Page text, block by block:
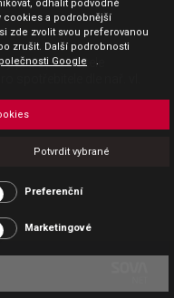
pro spotřebitele
odhalit podvodné
cookies a podrobnější
zde zvolit svou preferovanou
zrušit. Další podrobnosti
Google .
Potvrdit vybrané
Preferenční
Marketingové